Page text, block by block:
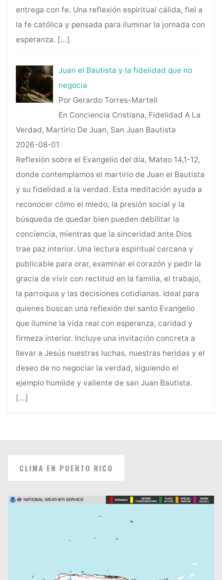
entrega con fe. Una reflexión espiritual cálida, fiel a
la fe católica y pensada para iluminar la jornada con
esperanza. […]
Juan el Bautista y la fidelidad que no
negocia
Por Gerardo Torres-Martell
En Conciencia Cristiana, Fidelidad A La
Verdad, Martirio De Juan, San Juan Bautista
2026-08-01
Reflexión sobre el Evangelio del día, Mateo 14,1-12,
donde contemplamos el martirio de Juan el Bautista
y su fidelidad a la verdad. Esta meditación ayuda a
reconocer cómo el miedo, la presión social y la
búsqueda de quedar bien pueden debilitar la
conciencia, mientras que la sinceridad ante Dios
trae paz interior. Una lectura espiritual cercana y
publicable para orar, examinar el corazón y pedir la
gracia de vivir con rectitud en la familia, el trabajo,
la parroquia y las decisiones cotidianas. Ideal para
quienes buscan una reflexión del santo Evangelio
que ilumine la vida real con esperanza, caridad y
firmeza interior. Incluye una invitación concreta a
llevar a Jesús nuestras luchas, nuestras heridas y el
deseo de no negociar la verdad, siguiendo el
ejemplo humilde y valiente de san Juan Bautista.
[…]
CLIMA EN PUERTO RICO